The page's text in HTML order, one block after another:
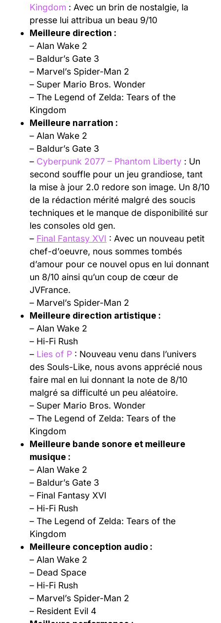
Kingdom : Avec un brin de nostalgie, la
presse lui attribua un beau 9/10
Meilleure direction :
– Alan Wake 2
– Baldur’s Gate 3
– Marvel’s Spider-Man 2
– Super Mario Bros. Wonder
– The Legend of Zelda: Tears of the
Kingdom
Meilleure narration :
– Alan Wake 2
– Baldur’s Gate 3
– Cyberpunk 2077 – Phantom Liberty : Un
second souffle pour un jeu grandiose, tant
la mise à jour 2.0 redore son image. Un 8/10
de la rédaction mérité malgré des soucis
techniques et le manque de disponibilité sur
les consoles old gen.
– Final Fantasy XVI : Avec un nouveau petit
chef-d’oeuvre, nous sommes tombés
d’amour pour ce nouvel opus en lui donnant
un 8/10 ainsi qu’un coup de cœur de
JVFrance.
– Marvel’s Spider-Man 2
Meilleure direction artistique :
– Alan Wake 2
– Hi-Fi Rush
– Lies of P : Nouveau venu dans l’univers
des Souls-Like, nous avons apprécié nous
faire mal en lui donnant la note de 8/10
malgré sa difficulté un peu aléatoire.
– Super Mario Bros. Wonder
– The Legend of Zelda: Tears of the
Kingdom
Meilleure bande sonore et meilleure
musique :
– Alan Wake 2
– Baldur’s Gate 3
– Final Fantasy XVI
– Hi-Fi Rush
– The Legend of Zelda: Tears of the
Kingdom
Meilleure conception audio :
– Alan Wake 2
– Dead Space
– Hi-Fi Rush
– Marvel’s Spider-Man 2
– Resident Evil 4